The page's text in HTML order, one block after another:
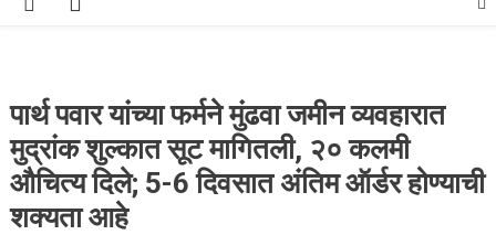
पार्थ पवार यांच्या फर्मने मुंढवा जमीन व्यवहारात
मुद्रांक शुल्कात सूट मागितली, २० कलमी
औचित्य दिले; 5-6 दिवसात अंतिम ऑर्डर होण्याची
शक्यता आहे